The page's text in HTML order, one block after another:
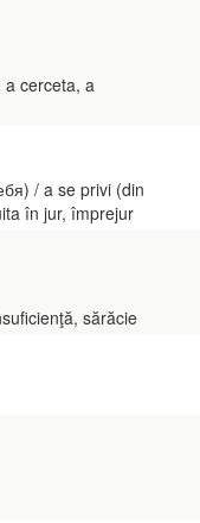
a cerceta, a
/ a se privi (din
în jur, împrejur
sărăcie